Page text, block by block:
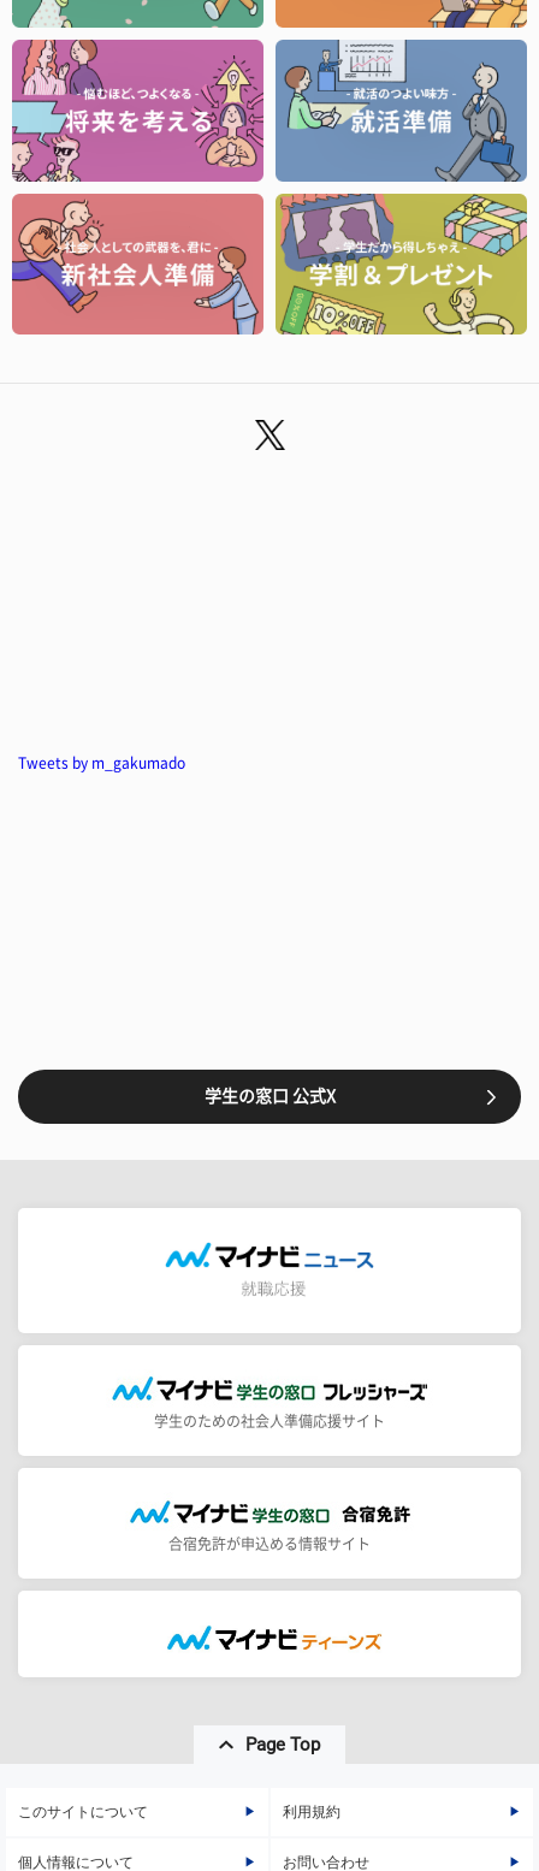
Tweets by m_gakumado
学生の窓口 公式X
学生のための社会人準備応援サイト
合宿免許が申込める情報サイト
Page Top
このサイトについて 利用規約
個人情報について お問い合わせ